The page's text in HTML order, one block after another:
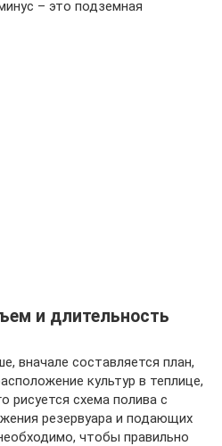
– это подземная
и длительность
вначале составляется план,
культур в теплице,
рисуется схема полива с
резервуара и подающих
чтобы правильно